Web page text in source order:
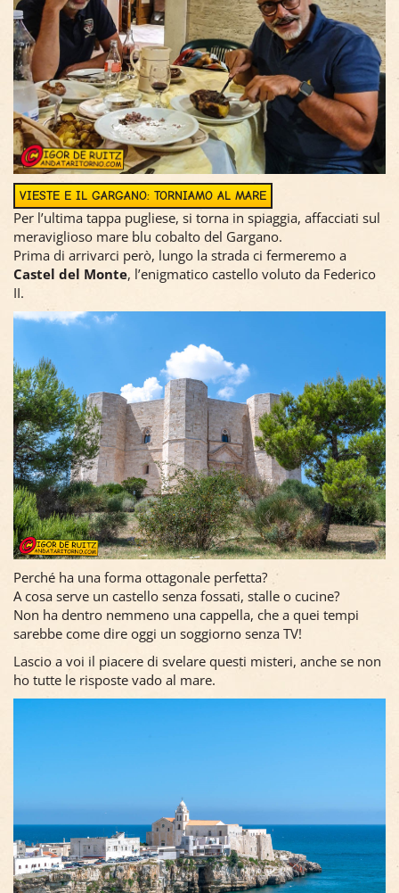
VIESTE E IL GARGANO: TORNIAMO AL MARE
Per l’ultima tappa pugliese, si torna in spiaggia, affacciati sul
meraviglioso mare blu cobalto del Gargano.
Prima di arrivarci però, lungo la strada ci fermeremo a
Castel del Monte, l’enigmatico castello voluto da Federico
II.
Perché ha una forma ottagonale perfetta?
A cosa serve un castello senza fossati, stalle o cucine?
Non ha dentro nemmeno una cappella, che a quei tempi
sarebbe come dire oggi un soggiorno senza TV!
Lascio a voi il piacere di svelare questi misteri, anche se non
ho tutte le risposte vado al mare.